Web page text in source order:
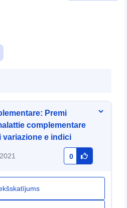
Premi
complementare
variazione e indici
0